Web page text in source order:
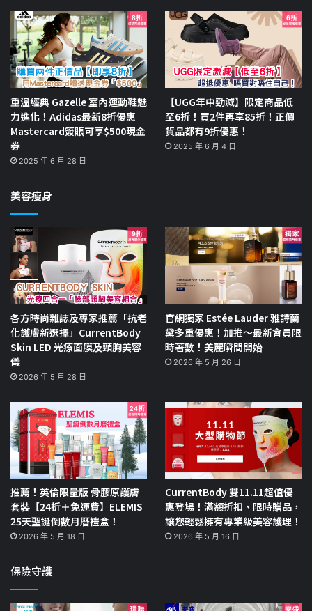
重溫經典 Gazelle 室內運動鞋魅
力進化！Adidas最新8折優惠｜
Mastercard簽賬可享$500現金
券
2025 年 6 月 28 日
【UGG年中勁減】限定商品低
至6折！買2件再享85折！正價
貨品都有9折優惠！
2025 年 6 月 4 日
美容瘦身
各方時尚雜誌及專家推薦「抗老
化護膚新選擇」CurrentBody
Skin LED 光療面膜及頸胸美容
儀
2026 年 5 月 28 日
官網獨家 Estée Lauder 雅詩蘭
黛多重優惠！加推～最新會員限
時著數！美麗瞬間開始
2026 年 5 月 26 日
推薦！英倫限量版 骨膠原護膚
套裝【24折＋免運費】ELEMIS
25天聖誕倒數月曆禮盒！
2026 年 5 月 18 日
CurrentBody 雙11.11超值優
惠登場！滿額折扣、限時贈品，
讓您輕鬆擁有專業級美容護理！
2026 年 5 月 16 日
保險守護